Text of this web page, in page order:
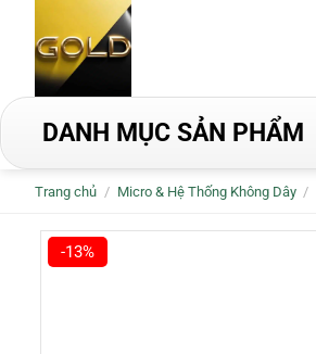
dung
DANH MỤC SẢN PHẨM
Trang chủ / Micro & Hệ Thống Không Dây /
-13%